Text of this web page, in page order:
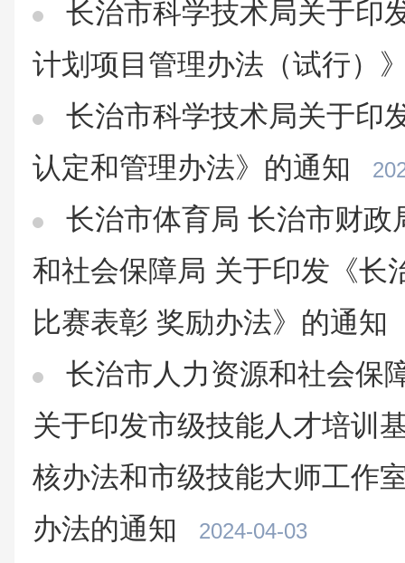
长治市科学技术局关于印
计划项目管理办法（试行）
长治市科学技术局关于印
认定和管理办法》的通知
长治市体育局 长治市财政
和社会保障局 关于印发《长
比赛表彰 奖励办法》的通知
长治市人力资源和社会保
关于印发市级技能人才培训
核办法和市级技能大师工作
办法的通知
2024-04-03